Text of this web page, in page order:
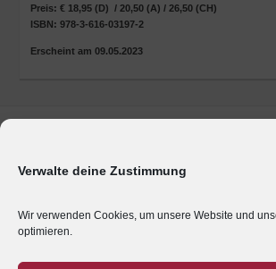
Verwalte deine Zustimmung
Wir verwenden Cookies, um unsere Website und
optimieren.
Preis: € 18,95 (D) / 20,50 (A) / 26,50 (CH)
ISBN: 978-3-616-03197-2
Erscheint am 09.05.2023
Presse